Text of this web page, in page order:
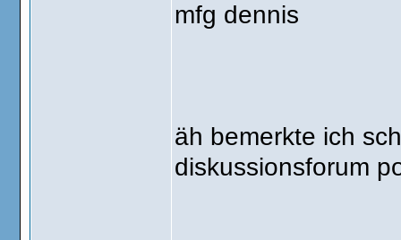
mfg dennis
äh bemerkte ich
diskussionsforum